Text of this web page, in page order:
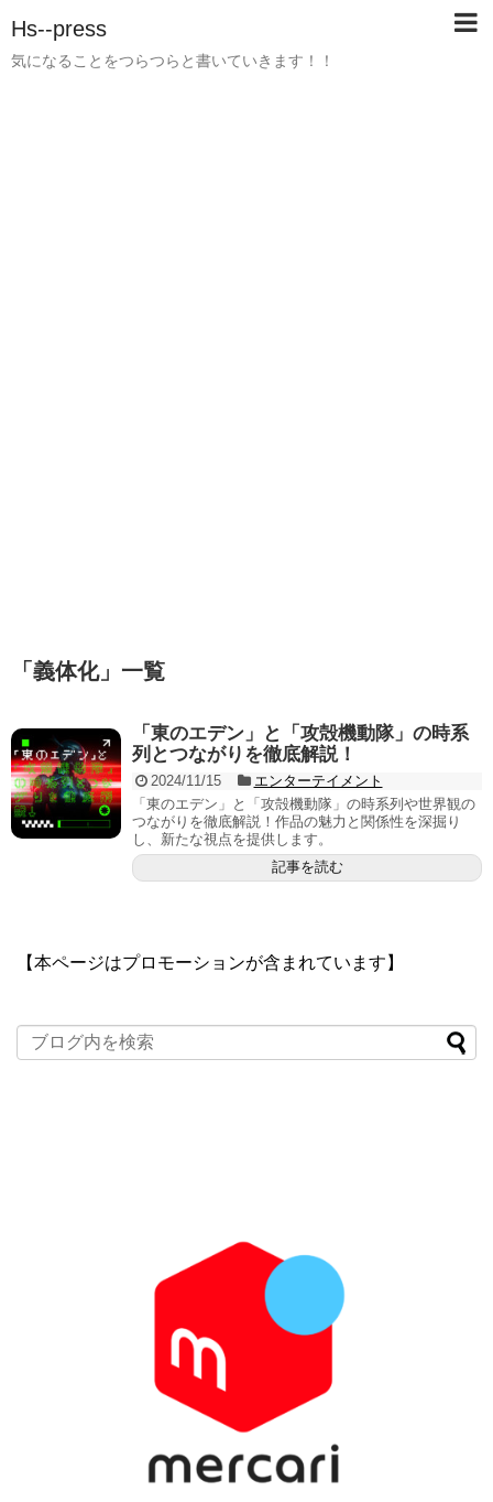
Hs--press
気になることをつらつらと書いていきます！！
「 義体化」 一覧
「東のエデン」と「攻殻機動隊」の時系
列とつながりを徹底解説！
2024/11/15
エンターテイメント
「東のエデン」と「攻殻機動隊」の時系列や世界観の
つながりを徹底解説！作品の魅力と関係性を深掘り
し、新たな視点を提供します。
記事を読む
【本ページはプロモーションが含まれています】